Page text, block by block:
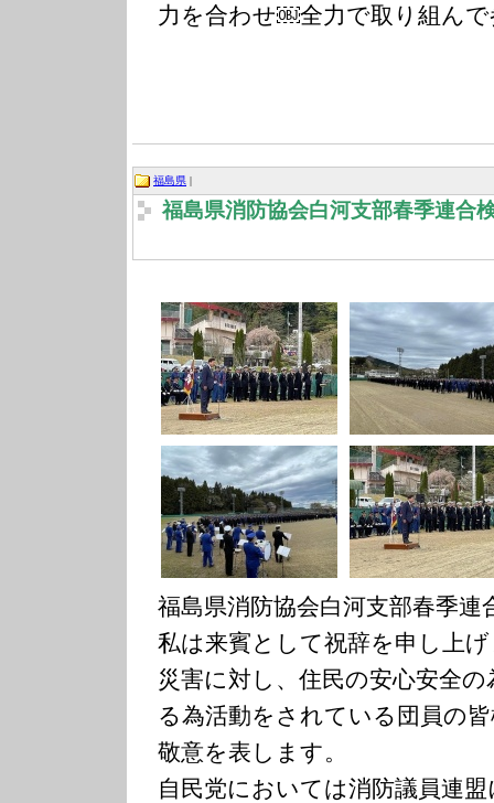
力を合わせ￼全力で取り組ん
福島県 |
福島県消防協会白河支部春季連合
福島県消防協会白河支部春季
私は来賓として祝辞を申し上
災害に対し、住民の安心安全
る為活動をされている団員の
敬意を表します。
自民党においては消防議員連